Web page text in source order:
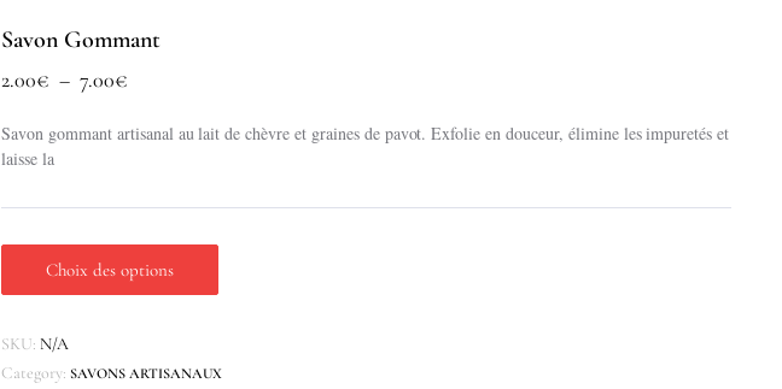
Savon Gommant
2.00€ – 7.00€Plage
prix :
à
7.00€
Savon gommant artisanal au lait de chèvre et graines de pavot. Exfolie en douceur, élimine les impuretés et
laisse la
Choix des options
SKU: N/A
Category: SAVONS ARTISANAUX